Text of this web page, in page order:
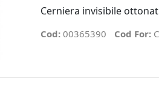
Cerniera invisibile
Cod: 00365390 Cod For: